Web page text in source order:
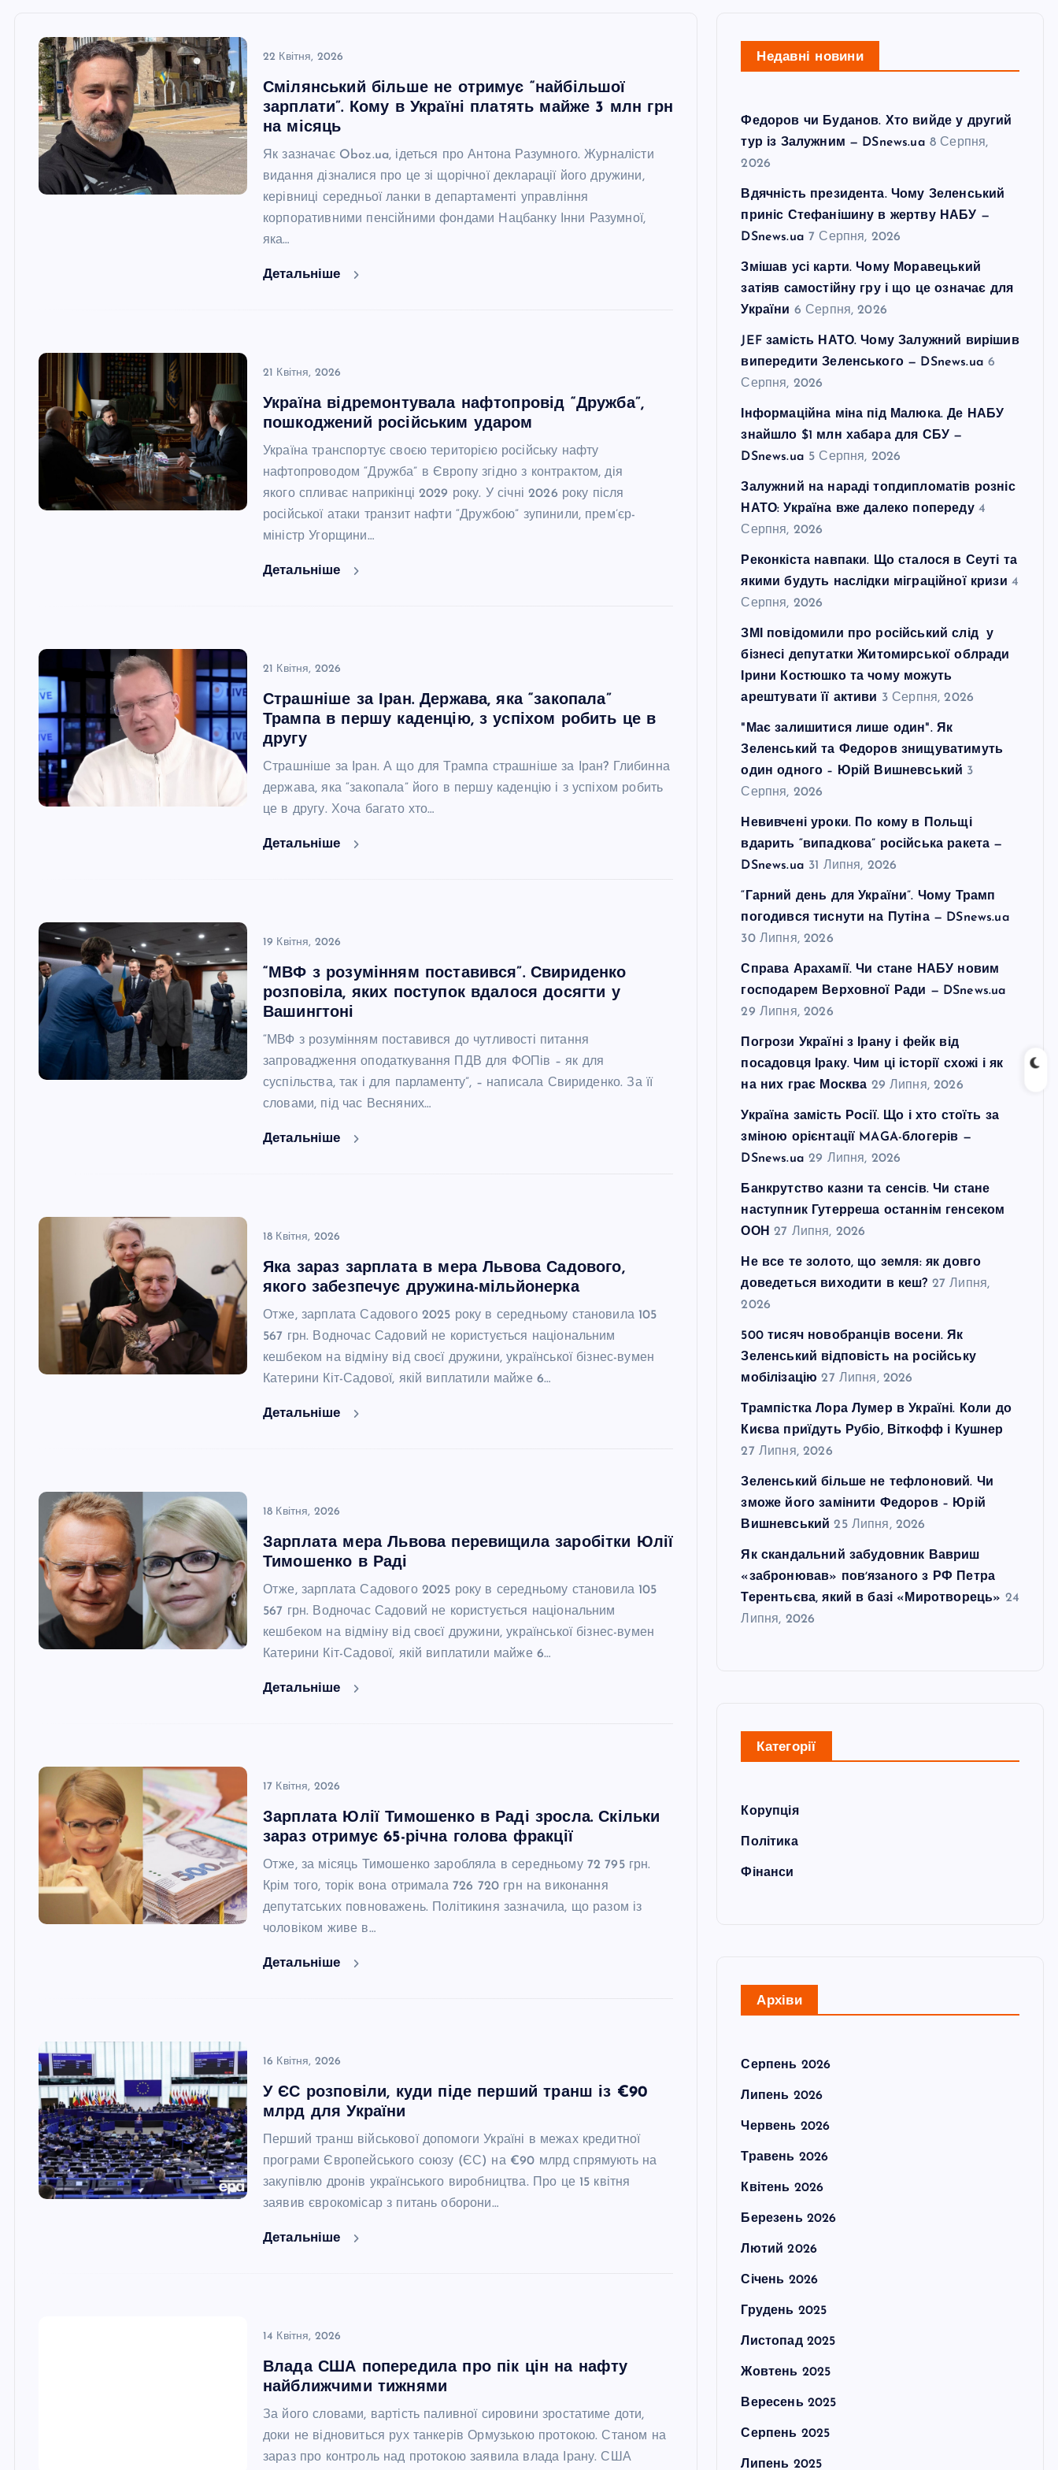
22 Квітня, 2026
Смілянський більше не отримує “найбільшої
зарплати”. Кому в Україні платять майже 3 млн грн
на місяць
Як зазначає Oboz.ua, ідеться про Антона Разумного. Журналісти
видання дізналися про це зі щорічної декларації його дружини,
керівниці середньої ланки в департаменті управління
корпоративними пенсійними фондами Нацбанку Інни Разумної,
яка…
Детальніше
21 Квітня, 2026
Україна відремонтувала нафтопровід “Дружба”,
пошкоджений російським ударом
Україна транспортує своєю територією російську нафту
нафтопроводом “Дружба” в Європу згідно з контрактом, дія
якого спливає наприкінці 2029 року. У січні 2026 року після
російської атаки транзит нафти “Дружбою” зупинили, прем’єр-
міністр Угорщини…
Детальніше
21 Квітня, 2026
Страшніше за Іран. Держава, яка “закопала”
Трампа в першу каденцію, з успіхом робить це в
другу
Страшніше за Іран. А що для Трампа страшніше за Іран? Глибинна
держава, яка “закопала” його в першу каденцію і з успіхом робить
це в другу. Хоча багато хто…
Детальніше
19 Квітня, 2026
“МВФ з розумінням поставився”. Свириденко
розповіла, яких поступок вдалося досягти у
Вашингтоні
“МВФ з розумінням поставився до чутливості питання
запровадження оподаткування ПДВ для ФОПів – як для
суспільства, так і для парламенту”, – написала Свириденко. За її
словами, під час Весняних…
Детальніше
18 Квітня, 2026
Яка зараз зарплата в мера Львова Садового,
якого забезпечує дружина-мільйонерка
Отже, зарплата Садового 2025 року в середньому становила 105
567 грн. Водночас Садовий не користується національним
кешбеком на відміну від своєї дружини, української бізнес-вумен
Катерини Кіт-Садової, якій виплатили майже 6…
Детальніше
18 Квітня, 2026
Зарплата мера Львова перевищила заробітки Юлії
Тимошенко в Раді
Отже, зарплата Садового 2025 року в середньому становила 105
567 грн. Водночас Садовий не користується національним
кешбеком на відміну від своєї дружини, української бізнес-вумен
Катерини Кіт-Садової, якій виплатили майже 6…
Детальніше
17 Квітня, 2026
Зарплата Юлії Тимошенко в Раді зросла. Скільки
зараз отримує 65-річна голова фракції
Отже, за місяць Тимошенко заробляла в середньому 72 795 грн.
Крім того, торік вона отримала 726 720 грн на виконання
депутатських повноважень. Політикиня зазначила, що разом із
чоловіком живе в…
Детальніше
16 Квітня, 2026
У ЄС розповіли, куди піде перший транш із €90
млрд для України
Перший транш військової допомоги Україні в межах кредитної
програми Європейського союзу (ЄС) на €90 млрд спрямують на
закупівлю дронів українського виробництва. Про це 15 квітня
заявив єврокомісар з питань оборони…
Детальніше
14 Квітня, 2026
Влада США попередила про пік цін на нафту
найближчими тижнями
За його словами, вартість паливної сировини зростатиме доти,
доки не відновиться рух танкерів Ормузькою протокою. Станом на
зараз про контроль над протокою заявила влада Ірану. США
Недавні новини
Федоров чи Буданов. Хто вийде у другий
тур із Залужним — DSnews.ua 8 Серпня,
2026
Вдячність президента. Чому Зеленський
приніс Стефанішину в жертву НАБУ —
DSnews.ua 7 Серпня, 2026
Змішав усі карти. Чому Моравецький
затіяв самостійну гру і що це означає для
України 6 Серпня, 2026
JEF замість НАТО. Чому Залужний вирішив
випередити Зеленського — DSnews.ua 6
Серпня, 2026
Інформаційна міна під Малюка. Де НАБУ
знайшло $1 млн хабара для СБУ —
DSnews.ua 5 Серпня, 2026
Залужний на нараді топдипломатів розніс
НАТО: Україна вже далеко попереду 4
Серпня, 2026
Реконкіста навпаки. Що сталося в Сеуті та
якими будуть наслідки міграційної кризи 4
Серпня, 2026
ЗМІ повідомили про російський слід у
бізнесі депутатки Житомирської облради
Ірини Костюшко та чому можуть
арештувати її активи 3 Серпня, 2026
"Має залишитися лише один". Як
Зеленський та Федоров знищуватимуть
один одного – Юрій Вишневський 3
Серпня, 2026
Невивчені уроки. По кому в Польщі
вдарить “випадкова” російська ракета —
DSnews.ua 31 Липня, 2026
“Гарний день для України”. Чому Трамп
погодився тиснути на Путіна — DSnews.ua
30 Липня, 2026
Справа Арахамії. Чи стане НАБУ новим
господарем Верховної Ради — DSnews.ua
29 Липня, 2026
Погрози Україні з Ірану і фейк від
посадовця Іраку. Чим ці історії схожі і як
на них грає Москва 29 Липня, 2026
Україна замість Росії. Що і хто стоїть за
зміною орієнтації MAGA-блогерів —
DSnews.ua 29 Липня, 2026
Банкрутство казни та сенсів. Чи стане
наступник Гутерреша останнім генсеком
ООН 27 Липня, 2026
Не все те золото, що земля: як довго
доведеться виходити в кеш? 27 Липня,
2026
500 тисяч новобранців восени. Як
Зеленський відповість на російську
мобілізацію 27 Липня, 2026
Трампістка Лора Лумер в Україні. Коли до
Києва приїдуть Рубіо, Віткофф і Кушнер
27 Липня, 2026
Зеленський більше не тефлоновий. Чи
зможе його замінити Федоров – Юрій
Вишневський 25 Липня, 2026
Як скандальний забудовник Вавриш
«забронював» повʼязаного з РФ Петра
Терентьєва, який в базі «Миротворець» 24
Липня, 2026
Категорії
Корупція
Політика
Фінанси
Архіви
Серпень 2026
Липень 2026
Червень 2026
Травень 2026
Квітень 2026
Березень 2026
Лютий 2026
Січень 2026
Грудень 2025
Листопад 2025
Жовтень 2025
Вересень 2025
Серпень 2025
Липень 2025